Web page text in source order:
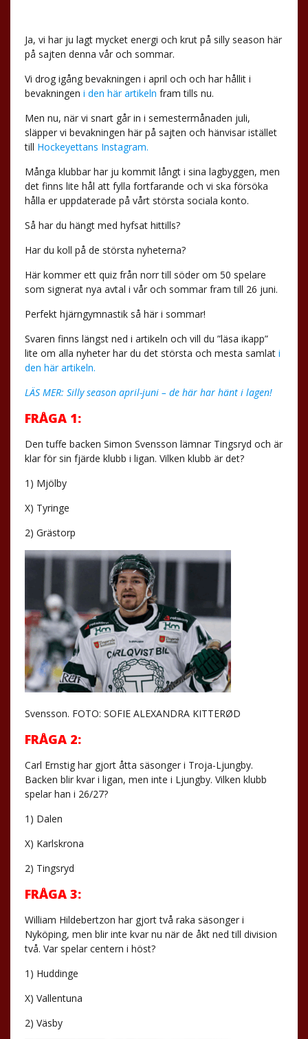
Ja, vi har ju lagt mycket energi och krut på silly season här
på sajten denna vår och sommar.
Vi drog igång bevakningen i april och och har hållit i
bevakningen i den här artikeln fram tills nu.
Men nu, när vi snart går in i semestermånaden juli,
släpper vi bevakningen här på sajten och hänvisar istället
till Hockeyettans Instagram.
Många klubbar har ju kommit långt i sina lagbyggen, men
det finns lite hål att fylla fortfarande och vi ska försöka
hålla er uppdaterade på vårt största sociala konto.
Så har du hängt med hyfsat hittills?
Har du koll på de största nyheterna?
Här kommer ett quiz från norr till söder om 50 spelare
som signerat nya avtal i vår och sommar fram till 26 juni.
Perfekt hjärngymnastik så här i sommar!
Svaren finns längst ned i artikeln och vill du ”läsa ikapp”
lite om alla nyheter har du det största och mesta samlat i
den här artikeln.
LÄS MER: Silly season april-juni – de här har hänt i lagen!
FRÅGA 1:
Den tuffe backen Simon Svensson lämnar Tingsryd och är
klar för sin fjärde klubb i ligan. Vilken klubb är det?
1) Mjölby
X) Tyringe
2) Grästorp
Svensson. FOTO: SOFIE ALEXANDRA KITTERØD
FRÅGA 2:
Carl Ernstig har gjort åtta säsonger i Troja-Ljungby.
Backen blir kvar i ligan, men inte i Ljungby. Vilken klubb
spelar han i 26/27?
1) Dalen
X) Karlskrona
2) Tingsryd
FRÅGA 3:
William Hildebertzon har gjort två raka säsonger i
Nyköping, men blir inte kvar nu när de åkt ned till division
två. Var spelar centern i höst?
1) Huddinge
X) Vallentuna
2) Väsby